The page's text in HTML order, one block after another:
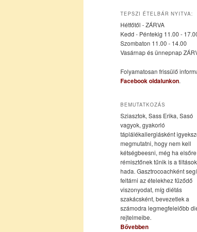
elsődleges
tartalomra
másodlagos
tartalomra
TEPSZI ÉTELBÁR NYITVA:
Hétfőtől - ZÁRVA
Kedd - Péntekig 11.00 -
Szombaton 11.00 - 14.00
Vasárnap és ünnepnap
Folyamatosan frissülő
Facebook oldalunkon.
BEMUTATKOZÁS
Sziasztok, Sass Erika, Sasó
vagyok, gyakorló
táplálékallergiásként
megmutatni, hogy nem kell
kétségbeesni, még ha elsőre
rémisztőnek tűnik is a tiltások
hada. Gasztrocoachként
feltárni az ételekhez fűződő
viszonyodat, míg diétás
szakácsként, bevezetlek a
számodra legmegfelelőbb
rejtelmeibe.
Bővebben